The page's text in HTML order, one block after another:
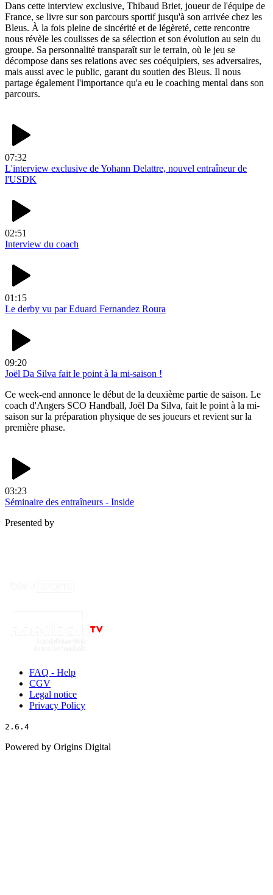
Dans cette interview exclusive, Thibaud Briet, joueur de l'équipe de
France, se livre sur son parcours sportif jusqu'à son arrivée chez les
Bleus. À la fois pleine de sincérité et de légèreté, cette rencontre
nous révèle les coulisses de sa sélection et son évolution au sein du
groupe. Sa personnalité transparaît sur le terrain, où le jeu se
décompose dans ses relations avec ses coéquipiers, ses adversaires,
mais aussi avec le public, garant du soutien des Bleus. Il nous
partage également l'importance qu'a eu le coaching mental dans son
parcours.
07:32
L'interview exclusive de Yohann Delattre, nouvel entraîneur de
l'USDK
02:51
Interview du coach
01:15
Le derby vu par Eduard Fernandez Roura
09:20
Joël Da Silva fait le point à la mi-saison !
Ce week-end annonce le début de la deuxième partie de saison. Le
coach d'Angers SCO Handball, Joël Da Silva, fait le point à la mi-
saison sur la préparation physique de ses joueurs et revient sur la
première phase.
03:23
Séminaire des entraîneurs - Inside
Presented by
FAQ - Help
CGV
Legal notice
Privacy Policy
2.6.4
Powered by Origins Digital